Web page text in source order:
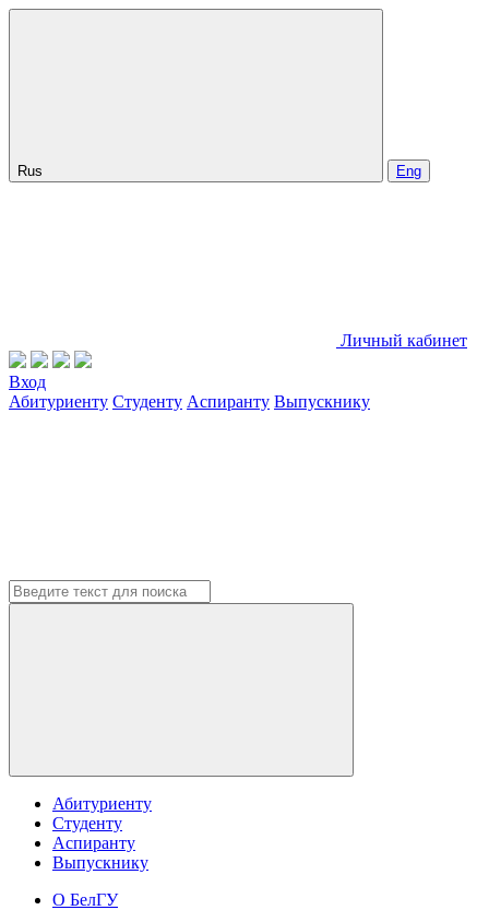
Rus Eng
Личный кабинет
Вход
Абитуриенту Студенту Аспиранту Выпускнику
Абитуриенту
Студенту
Аспиранту
Выпускнику
О БелГУ